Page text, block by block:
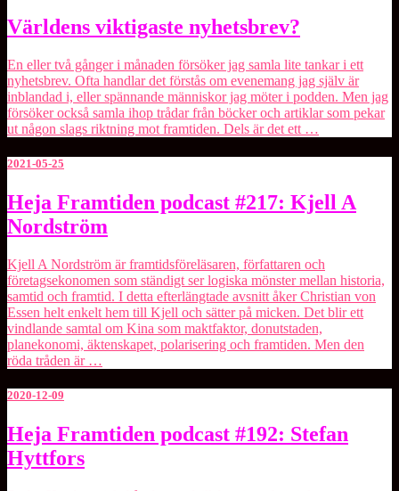
Världens
viktigaste
Världens viktigaste nyhetsbrev?
En eller två gånger i månaden försöker jag samla lite tankar i ett
nyhetsbrev. Ofta handlar det förstås om evenemang jag själv är
inblandad i, eller spännande människor jag möter i podden. Men jag
försöker också samla ihop trådar från böcker och artiklar som pekar
ut någon slags riktning mot framtiden. Dels är det ett …
2021-05-25
Heja
Framtiden
podcast
Kjell
A
Nordström
Heja Framtiden podcast #217: Kjell A
Nordström
Kjell A Nordström är framtidsföreläsaren, författaren och
företagsekonomen som ständigt ser logiska mönster mellan historia,
samtid och framtid. I detta efterlängtade avsnitt åker Christian von
Essen helt enkelt hem till Kjell och sätter på micken. Det blir ett
vindlande samtal om Kina som maktfaktor, donutstaden,
planekonomi, äktenskapet, polarisering och framtiden. Men den
röda tråden är …
2020-12-09
Heja
Framtiden
podcast
Heja Framtiden podcast #192: Stefan
Hyttfors